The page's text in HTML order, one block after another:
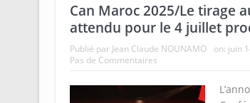
Can Maroc 2025/Le tirage
attendu pour le 4 juillet
Publié par Jean Claude NOUNAMO on: juin
Pas de Commentaires